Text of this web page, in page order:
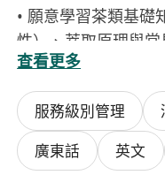
• 願意學習茶類基礎
性）、萃取原理與常
• 手部靈活、注重細
環境，具備基本時間
• 可配合輪班安排，
段，每月出勤率須
查看更多
服務級別管理
廣東話
英文